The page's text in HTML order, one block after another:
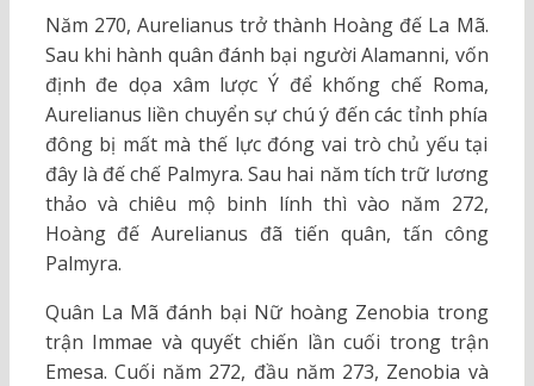
Năm 270, Aurelianus trở thành Hoàng đế La Mã.
Sau khi hành quân đánh bại người Alamanni, vốn
định đe dọa xâm lược Ý để khống chế Roma,
Aurelianus liền chuyển sự chú ý đến các tỉnh phía
đông bị mất mà thế lực đóng vai trò chủ yếu tại
đây là đế chế Palmyra. Sau hai năm tích trữ lương
thảo và chiêu mộ binh lính thì vào năm 272,
Hoàng đế Aurelianus đã tiến quân, tấn công
Palmyra.
Quân La Mã đánh bại Nữ hoàng Zenobia trong
trận Immae và quyết chiến lần cuối trong trận
Emesa. Cuối năm 272, đầu năm 273, Zenobia và